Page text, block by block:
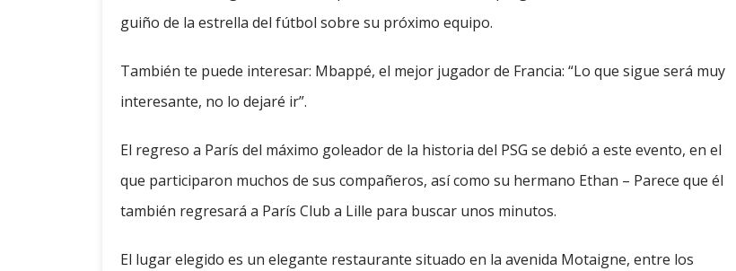
guiño de la estrella del fútbol sobre su próximo equipo.
También te puede interesar: Mbappé, el mejor jugador de Francia: “Lo que sigue será muy
interesante, no lo dejaré ir”.
El regreso a París del máximo goleador de la historia del PSG se debió a este evento, en el
que participaron muchos de sus compañeros, así como su hermano Ethan – Parece que él
también regresará a París Club a Lille para buscar unos minutos.
El lugar elegido es un elegante restaurante situado en la avenida Motaigne, entre los